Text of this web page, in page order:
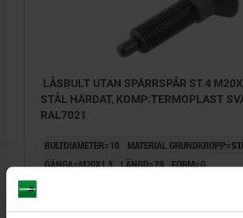
LÅSBULT UTAN SPÄRRSPÅR ST.4
STÅL HÄRDAT, KOMP:TERMOPLAST
RAL7021
BULTDIAMETER=10
MATERIAL
GÄNGA=M20X1,5 LÄNGD=79 FORM=G
FJÄDERKRAFT